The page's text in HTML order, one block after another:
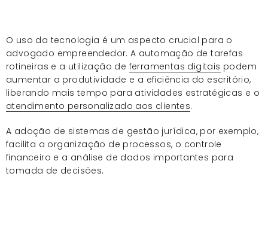
O uso da tecnologia é um aspecto crucial para o
advogado empreendedor. A automação de tarefas
rotineiras e a utilização de ferramentas digitais podem
aumentar a produtividade e a eficiência do escritório,
liberando mais tempo para atividades estratégicas e o
atendimento personalizado aos clientes.
A adoção de sistemas de gestão jurídica, por exemplo,
facilita a organização de processos, o controle
financeiro e a análise de dados importantes para
tomada de decisões.